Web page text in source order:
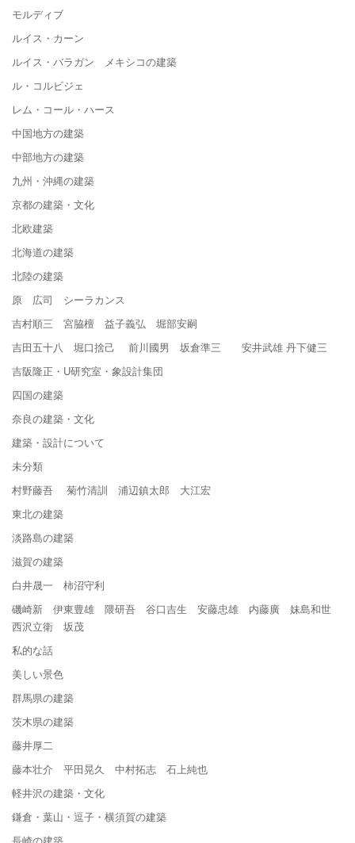
モルディブ
ルイス・カーン
ルイス・バラガン メキシコの建築
ル・コルビジェ
レム・コール・ハース
中国地方の建築
中部地方の建築
九州・沖縄の建築
京都の建築・文化
北欧建築
北海道の建築
北陸の建築
原 広司 シーラカンス
吉村順三 宮脇檀 益子義弘 堀部安嗣
吉田五十八 堀口捨己 前川國男 坂倉準三 安井武雄 丹下健三
吉阪隆正・U研究室・象設計集団
四国の建築
奈良の建築・文化
建築・設計について
未分類
村野藤吾 菊竹清訓 浦辺鎮太郎 大江宏
東北の建築
淡路島の建築
滋賀の建築
白井晟一 柿沼守利
磯崎新 伊東豊雄 隈研吾 谷口吉生 安藤忠雄 内藤廣 妹島和世
西沢立衛 坂茂
私的な話
美しい景色
群馬県の建築
茨木県の建築
藤井厚二
藤本壮介 平田晃久 中村拓志 石上純也
軽井沢の建築・文化
鎌倉・葉山・逗子・横須賀の建築